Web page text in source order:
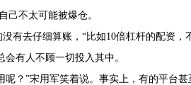
己不太可能被爆仓。
有去仔细算账，“比如10倍杠杆的配资，
有人不顾一切投入其中。
？”宋用军笑着说。事实上，有的平台甚